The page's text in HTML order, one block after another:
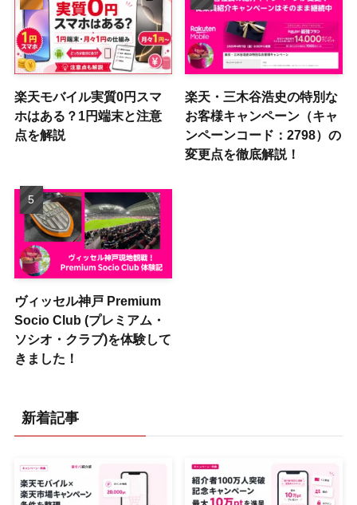
楽天モバイル実質0円スマ
ホはある？1円端末と注意
点を解説
楽天・三木谷浩史の特別な
お客様キャンペーン（キャ
ンペーンコード：2798）の
変更点を徹底解説！
ヴィッセル神戸 Premium
Socio Club (プレミアム・
ソシオ・クラブ)を体験して
きました！
新着記事